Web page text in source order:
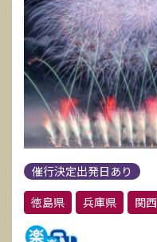
催行決定出発日あり
徳島県
兵庫県 関